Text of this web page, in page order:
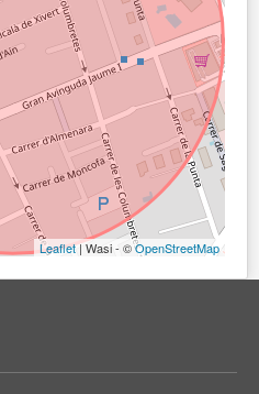
Leaflet| Wasi - ©OpenStreetMap